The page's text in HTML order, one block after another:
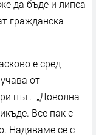
да бъде и липса
гражданска
е сред
от
път. „Доволна
Все пак с
Надяваме се с